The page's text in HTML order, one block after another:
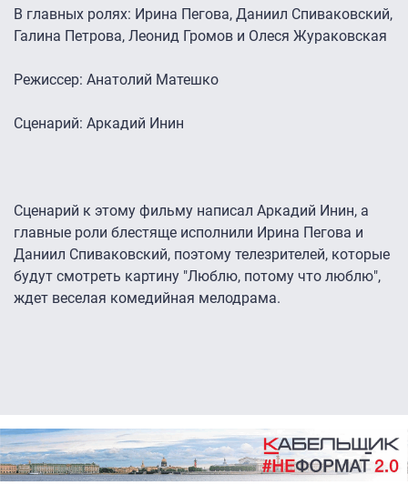
В главных ролях: Ирина Пегова, Даниил Спиваковский,
Галина Петрова, Леонид Громов и Олеся Жураковская
Режиссер: Анатолий Матешко
Сценарий: Аркадий Инин
Сценарий к этому фильму написал Аркадий Инин, а
главные роли блестяще исполнили Ирина Пегова и
Даниил Спиваковский, поэтому телезрителей, которые
будут смотреть картину "Люблю, потому что люблю",
ждет веселая комедийная мелодрама.